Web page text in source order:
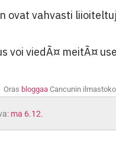
ovat vahvasti
voi viedÃ¤ meitÃ¤
Oras bloggaa Cancunin
ma 6.12.